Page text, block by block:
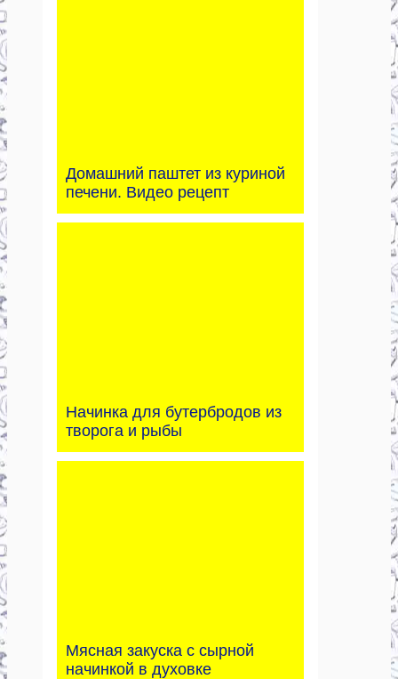
Домашний паштет из куриной
печени. Видео рецепт
Начинка для бутербродов из
творога и рыбы
Мясная закуска с сырной
начинкой в духовке